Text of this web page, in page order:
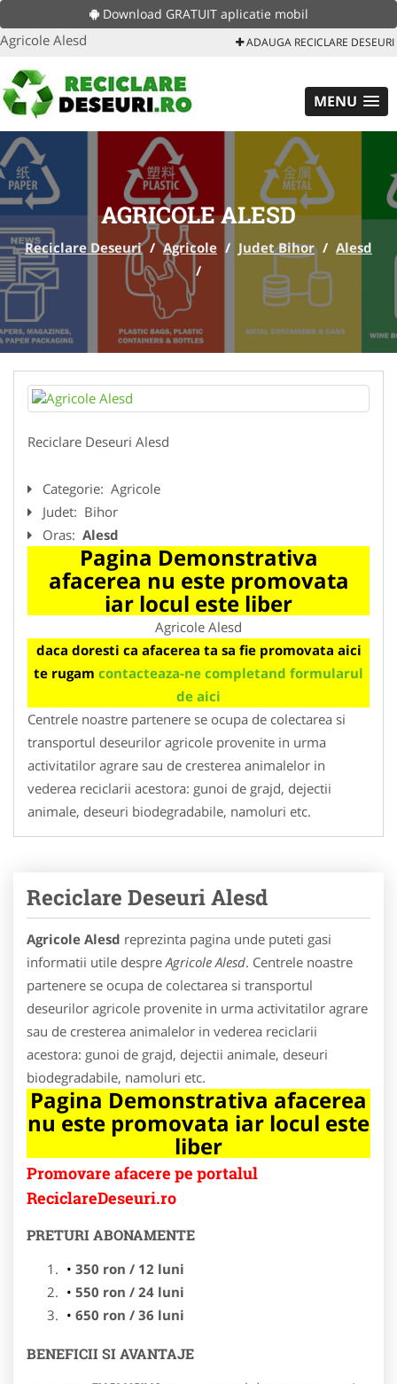
Download GRATUIT aplicatie mobil
Agricole Alesd ADAUGA RECICLARE DESEURI
MENU
AGRICOLE ALESD
Reciclare Deseuri / Agricole / Judet Bihor / Alesd
/
Reciclare Deseuri Alesd
Categorie: Agricole
Judet: Bihor
Oras: Alesd
Pagina Demonstrativa
afacerea nu este promovata
iar locul este liber
Agricole Alesd
daca doresti ca afacerea ta sa fie promovata aici
te rugam contacteaza-ne completand formularul
de aici
Centrele noastre partenere se ocupa de colectarea si
transportul deseurilor agricole provenite in urma
activitatilor agrare sau de cresterea animalelor in
vederea reciclarii acestora: gunoi de grajd, dejectii
animale, deseuri biodegradabile, namoluri etc.
Reciclare Deseuri Alesd
Agricole Alesd reprezinta pagina unde puteti gasi
informatii utile despreAgricole Alesd. Centrele noastre
partenere se ocupa de colectarea si transportul
deseurilor agricole provenite in urma activitatilor agrare
sau de cresterea animalelor in vederea reciclarii
acestora: gunoi de grajd, dejectii animale, deseuri
biodegradabile, namoluri etc.
Pagina Demonstrativa afacerea
nu este promovata iar locul este
liber
Promovare afacere pe portalul
ReciclareDeseuri.ro
PRETURI ABONAMENTE
350 ron / 12 luni
550 ron / 24 luni
650 ron / 36 luni
BENEFICII SI AVANTAJE